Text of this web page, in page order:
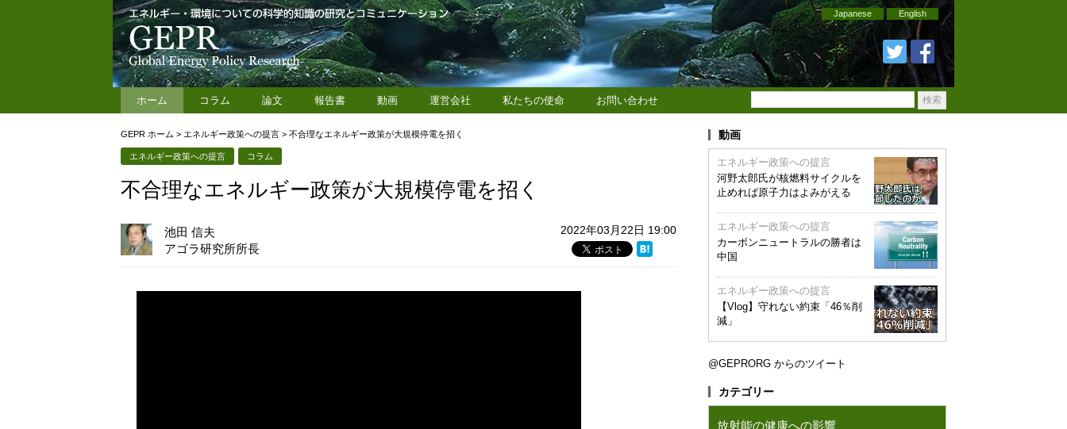
Japanese English
ホーム コラム 論文 報告書 動画 運営会社 私たちの使命 お問い合わせ
GEPR ホーム > エネルギー政策への提言 > 不合理なエネルギー政策が大規模停電を招く
エネルギー政策への提言 コラム
不合理なエネルギー政策が大規模停電を招く
2022年03月22日 19:00
池田 信夫
アゴラ研究所所長
動画
エネルギー政策への提言
河野太郎氏が核燃料サイクルを
止めれば原子力はよみがえる
エネルギー政策への提言
カーボンニュートラルの勝者は
中国
エネルギー政策への提言
【Vlog】守れない約束「46％削
減」
@GEPRORG からのツイート
カテゴリー
放射能の健康への影響